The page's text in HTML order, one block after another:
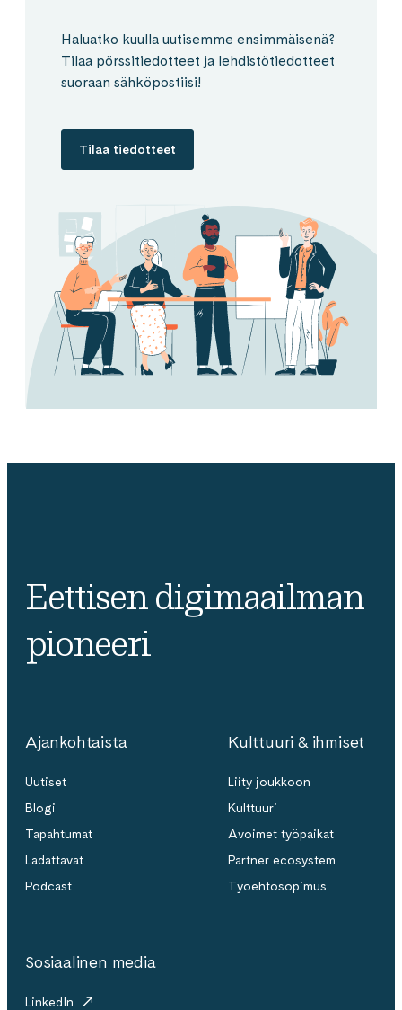
Haluatko kuulla uutisemme ensimmäisenä?
Tilaa pörssitiedotteet ja lehdistötiedotteet
suoraan sähköpostiisi!
Tilaa tiedotteet
Eettisen digimaailman
pioneeri
Ajankohtaista
Uutiset
Blogi
Tapahtumat
Ladattavat
Podcast
Kulttuuri & ihmiset
Liity joukkoon
Kulttuuri
Avoimet työpaikat
Partner ecosystem
Työehtosopimus
Sosiaalinen media
LinkedIn